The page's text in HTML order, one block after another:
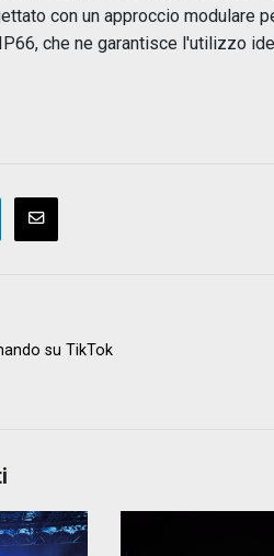
con un approccio modulare
che ne garantisce l'utilizzo
su TikTok